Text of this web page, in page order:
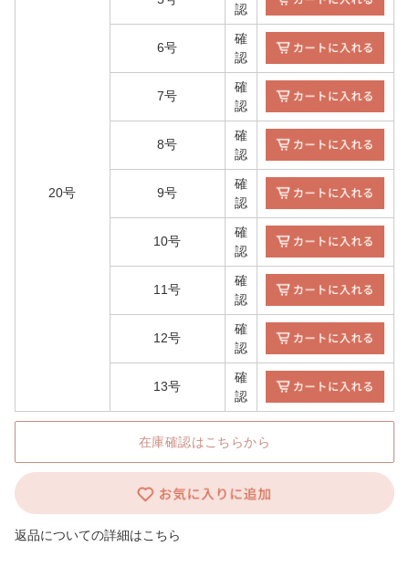
20号
認
6号
確
認
7号
確
認
8号
確
認
9号
確
認
10号
確
認
11号
確
認
12号
確
認
13号
確
認
在庫確認はこちらから
返品についての詳細はこちら